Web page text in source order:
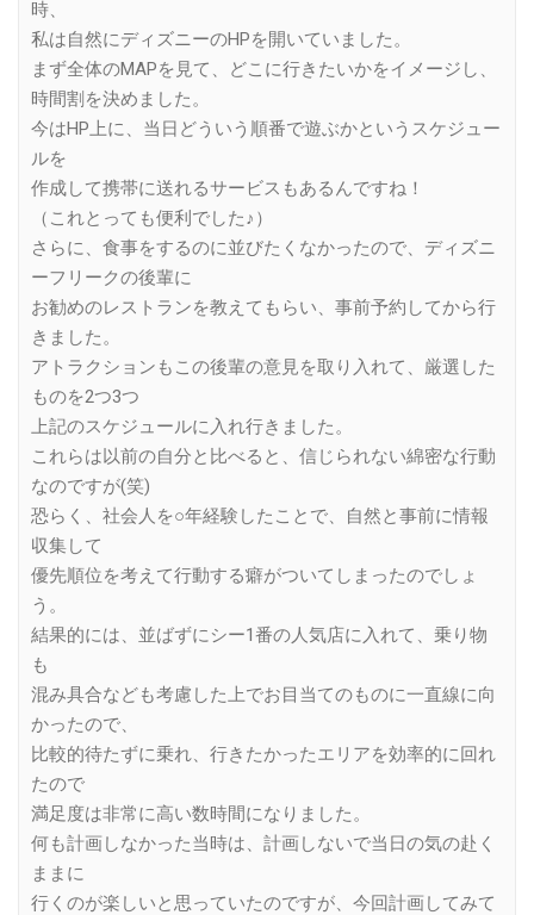
時、
私は自然にディズニーのHPを開いていました。
まず全体のMAPを見て、どこに行きたいかをイメージし、
時間割を決めました。
今はHP上に、当日どういう順番で遊ぶかというスケジュー
ルを
作成して携帯に送れるサービスもあるんですね！
（これとっても便利でした♪）
さらに、食事をするのに並びたくなかったので、ディズニ
ーフリークの後輩に
お勧めのレストランを教えてもらい、事前予約してから行
きました。
アトラクションもこの後輩の意見を取り入れて、厳選した
ものを2つ3つ
上記のスケジュールに入れ行きました。
これらは以前の自分と比べると、信じられない綿密な行動
なのですが(笑)
恐らく、社会人を○年経験したことで、自然と事前に情報
収集して
優先順位を考えて行動する癖がついてしまったのでしょ
う。
結果的には、並ばずにシー1番の人気店に入れて、乗り物
も
混み具合なども考慮した上でお目当てのものに一直線に向
かったので、
比較的待たずに乗れ、行きたかったエリアを効率的に回れ
たので
満足度は非常に高い数時間になりました。
何も計画しなかった当時は、計画しないで当日の気の赴く
ままに
行くのが楽しいと思っていたのですが、今回計画してみて